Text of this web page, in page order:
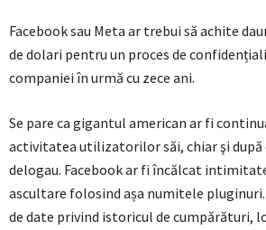
Facebook sau Meta ar trebui să achite
de dolari pentru un proces de
companiei în urmă cu zece ani.
Se pare ca gigantul american ar fi
activitatea utilizatorilor săi, chiar şi după
delogau. Facebook ar fi încălcat
ascultare folosind așa numitele pluginuri.
de date privind istoricul de cumpărături,